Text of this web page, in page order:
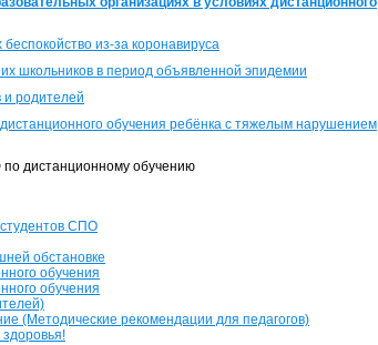
из-за коронавируса
школьников в период объявленной эпидемии
и родителей
обучения ребёнка с тяжелым нарушением
дистанционному обучению
СПО
обстановке
обучения
обучения
(Методические рекомендации для педагогов)